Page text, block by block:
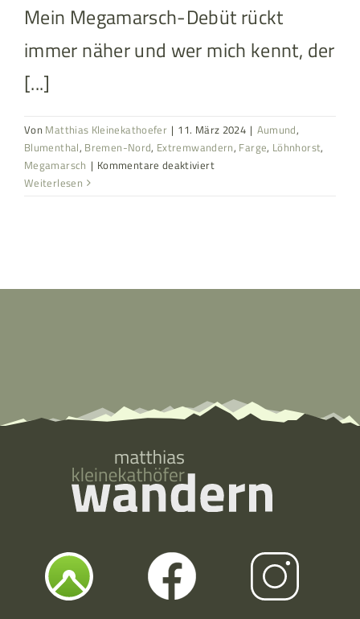
Mein Megamarsch-Debüt rückt
immer näher und wer mich kennt, der
[...]
Von Matthias Kleinekathoefer | 11. März 2024 | Aumund,
Blumenthal, Bremen-Nord, Extremwandern, Farge, Löhnhorst,
Megamarsch | Kommentare deaktiviertfür
Umgebung
Weiterlesen